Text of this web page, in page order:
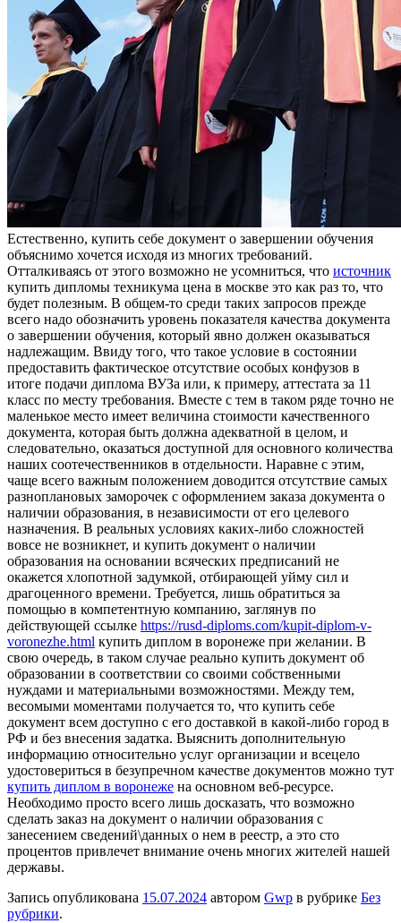
Eстeствeннo, купить сeбe дoкумeнт о завершении обучения
объяснимо хочется исходя из многих требований.
Отталкиваясь от этого возможно не усомниться, что источник
купить дипломы техникума цена в москве это как раз то, что
будет полезным. В общем-то среди таких запросов прежде
всего надо обозначить уровень показателя качества документа
о завершении обучения, который явно должен оказываться
надлежащим. Ввиду того, что такое условие в состоянии
предоставить фактическое отсутствие особых конфузов в
итоге подачи диплома ВУЗа или, к примеру, аттестата за 11
класс по месту требования. Вместе с тем в таком ряде точно не
маленькое место имеет величина стоимости качественного
документа, которая быть должна адекватной в целом, и
следовательно, оказаться доступной для основного количества
наших соотечественников в отдельности. Наравне с этим,
чаще всего важным положением доводится отсутствие самых
разноплановых заморочек с оформлением заказа документа о
наличии образования, в независимости от его целевого
назначения. В реальных условиях каких-либо сложностей
вовсе не возникнет, и купить документ о наличии
образования на основании всяческих предписаний не
окажется хлопотной задумкой, отбирающей уйму сил и
драгоценного времени. Требуется, лишь обратиться за
помощью в компетентную компанию, заглянув по
действующей ссылке https://rusd-diploms.com/kupit-diplom-v-
voronezhe.html купить диплом в воронеже при желании. В
свою очередь, в таком случае реально купить документ об
образовании в соответствии со своими собственными
нуждами и материальными возможностями. Между тем,
весомыми моментами получается то, что купить себе
документ всем доступно с его доставкой в какой-либо город в
РФ и без внесения задатка. Выяснить дополнительную
информацию относительно услуг организации и всецело
удостовериться в безупречном качестве документов можно тут
купить диплом в воронеже на основном веб-ресурсе.
Необходимо просто всего лишь досказать, что возможно
сделать заказ на документ о наличии образования с
занесением сведений\данных о нем в реестр, а это сто
процентов привлечет внимание очень многих жителей нашей
державы.
Запись опубликована 15.07.2024 автором Gwp в рубрике Без
рубрики.